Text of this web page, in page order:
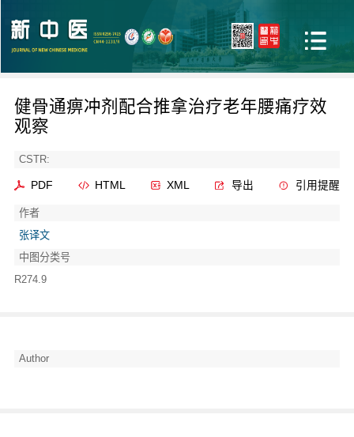
健骨通痹冲剂配合推拿治疗老年腰痛疗效
观察
CSTR:
PDF HTML XML 导出 引用提醒
作者
张译文
中图分类号
R274.9
Author